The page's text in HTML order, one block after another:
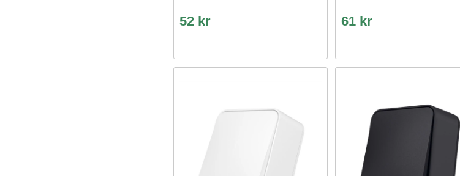
52 kr 61 kr